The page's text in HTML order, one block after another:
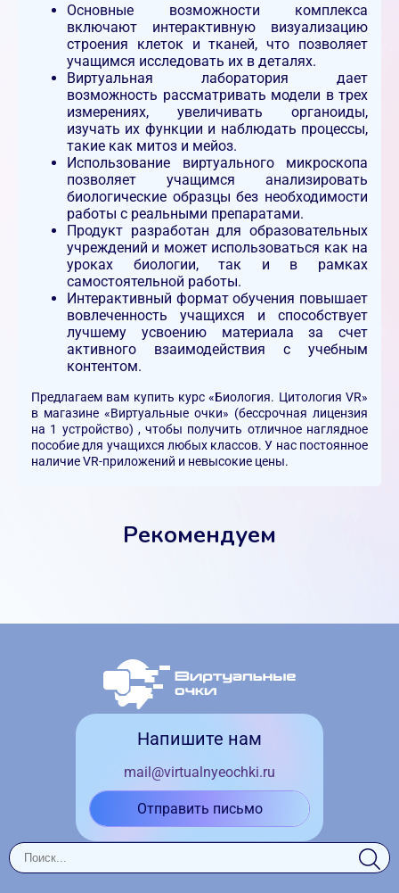
Основные возможности комплекса
включают интерактивную визуализацию
строения клеток и тканей, что позволяет
учащимся исследовать их в деталях.
Виртуальная лаборатория дает
возможность рассматривать модели в трех
измерениях, увеличивать органоиды,
изучать их функции и наблюдать процессы,
такие как митоз и мейоз.
Использование виртуального микроскопа
позволяет учащимся анализировать
биологические образцы без необходимости
работы с реальными препаратами.
Продукт разработан для образовательных
учреждений и может использоваться как на
уроках биологии, так и в рамках
самостоятельной работы.
Интерактивный формат обучения повышает
вовлеченность учащихся и способствует
лучшему усвоению материала за счет
активного взаимодействия с учебным
контентом.
Предлагаем вам купить курс «Биология. Цитология VR»
в магазине «Виртуальные очки» (бессрочная лицензия
на 1 устройство) , чтобы получить отличное наглядное
пособие для учащихся любых классов. У нас постоянное
наличие VR-приложений и невысокие цены.
Рекомендуем
Напишите нам
mail@virtualnyeochki.ru
Отправить письмо